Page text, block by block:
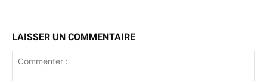
LAISSER UN COMMENTAIRE